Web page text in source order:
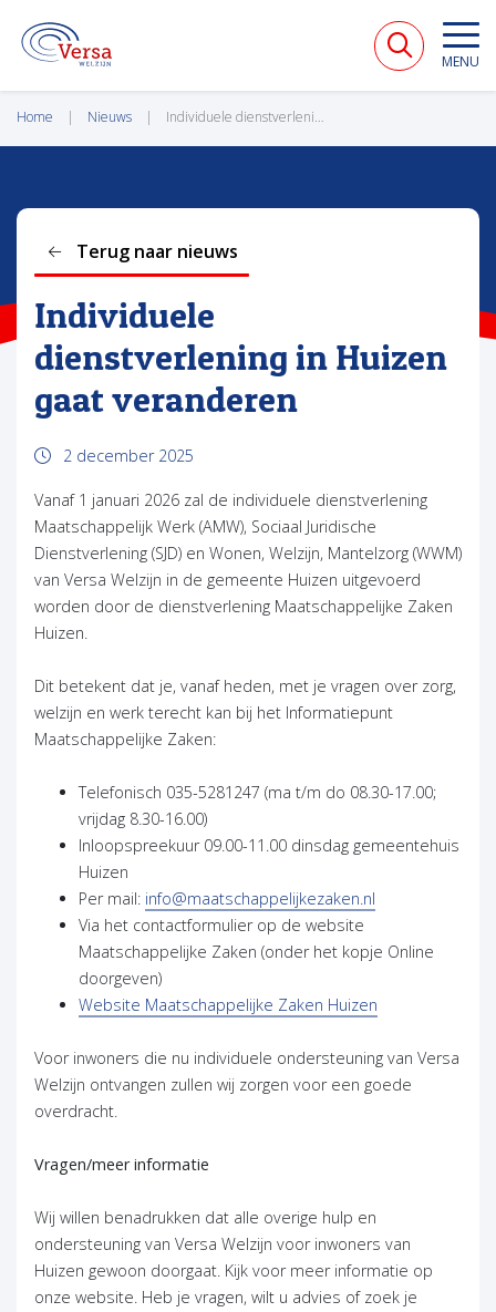
VERSA WELZIJN MENU
Home Nieuws Individuele dienstverlening in Huizen gaat veranderen
Terug naar nieuws
Individuele
dienstverlening in Huizen
gaat veranderen
2 december 2025
Vanaf 1 januari 2026 zal de individuele dienstverlening
Maatschappelijk Werk (AMW), Sociaal Juridische
Dienstverlening (SJD) en Wonen, Welzijn, Mantelzorg (WWM)
van Versa Welzijn in de gemeente Huizen uitgevoerd
worden door de dienstverlening Maatschappelijke Zaken
Huizen.
Dit betekent dat je, vanaf heden, met je vragen over zorg,
welzijn en werk terecht kan bij het Informatiepunt
Maatschappelijke Zaken:
Telefonisch 035-5281247 (ma t/m do 08.30-17.00;
vrijdag 8.30-16.00)
Inloopspreekuur 09.00-11.00 dinsdag gemeentehuis
Huizen
Per mail: info@maatschappelijkezaken.nl
Via het contactformulier op de website
Maatschappelijke Zaken (onder het kopje Online
doorgeven)
Website Maatschappelijke Zaken Huizen
Voor inwoners die nu individuele ondersteuning van Versa
Welzijn ontvangen zullen wij zorgen voor een goede
overdracht.
Vragen/meer informatie
Wij willen benadrukken dat alle overige hulp en
ondersteuning van Versa Welzijn voor inwoners van
Huizen gewoon doorgaat. Kijk voor meer informatie op
onze website. Heb je vragen, wilt u advies of zoek je